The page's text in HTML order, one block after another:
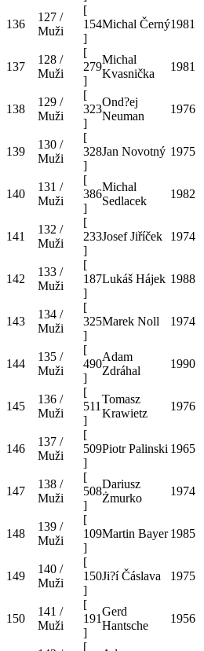
136
127 /
Muži
[
154
]
Michal Černý1981
137
128 /
Muži
[
279
]
Michal
Kvasnička
1981
138
129 /
Muži
[
323
]
Ond?ej
Neuman
1976
139
130 /
Muži
[
328
]
Jan Novotný 1975
140
131 /
Muži
[
386
]
Michal
Sedlacek
1982
141
132 /
Muži
[
233
]
Josef Jiříček 1974
142
133 /
Muži
[
187
]
Lukáš Hájek 1988
143
134 /
Muži
[
325
]
Marek Noll 1974
144
135 /
Muži
[
490
]
Adam
Zdráhal
1990
145
136 /
Muži
[
511
]
Tomasz
Krawietz
1976
146
137 /
Muži
[
509
]
Piotr Palinski 1965
147
138 /
Muži
[
508
]
Dariusz
Żmurko
1974
148
139 /
Muži
[
109
]
Martin Bayer 1985
149
140 /
Muži
[
150
]
Ji?í Čáslava 1975
150
141 /
Muži
[
191
]
Gerd
Hantsche
1956
[